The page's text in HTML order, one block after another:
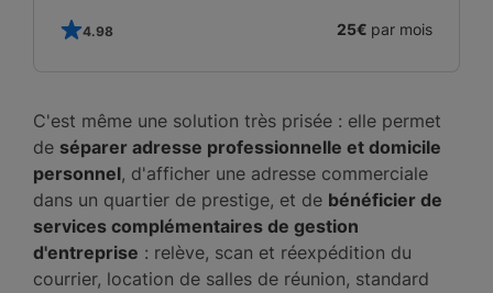
4.98 25€ par mois
C'est même une solution très prisée : elle permet
de séparer adresse professionnelle et domicile
personnel, d'afficher une adresse commerciale
dans un quartier de prestige, et de bénéficier de
services complémentaires de gestion
d'entreprise : relève, scan et réexpédition du
courrier, location de salles de réunion, standard